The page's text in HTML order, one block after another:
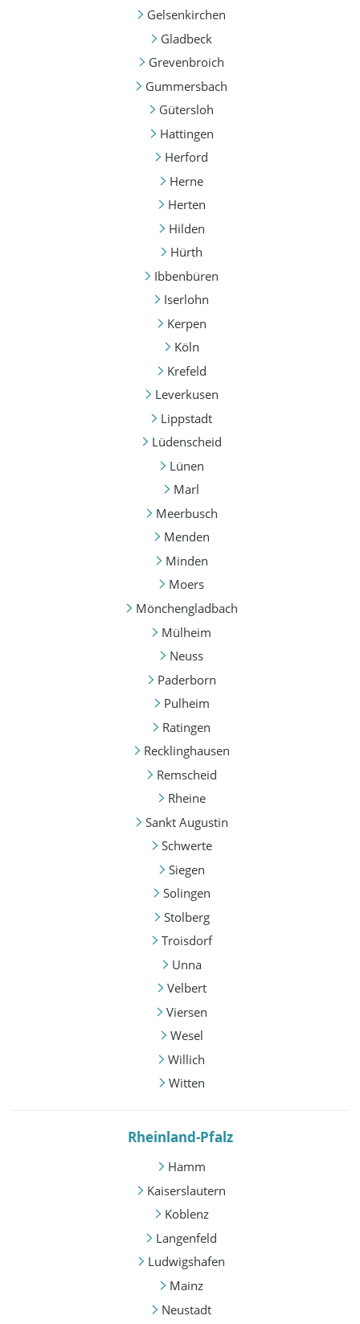
Gelsenkirchen
Gladbeck
Grevenbroich
Gummersbach
Gütersloh
Hattingen
Herford
Herne
Herten
Hilden
Hürth
Ibbenbüren
Iserlohn
Kerpen
Köln
Krefeld
Leverkusen
Lippstadt
Lüdenscheid
Lünen
Marl
Meerbusch
Menden
Minden
Moers
Mönchengladbach
Mülheim
Neuss
Paderborn
Pulheim
Ratingen
Recklinghausen
Remscheid
Rheine
Sankt Augustin
Schwerte
Siegen
Solingen
Stolberg
Troisdorf
Unna
Velbert
Viersen
Wesel
Willich
Witten
Rheinland-Pfalz
Hamm
Kaiserslautern
Koblenz
Langenfeld
Ludwigshafen
Mainz
Neustadt